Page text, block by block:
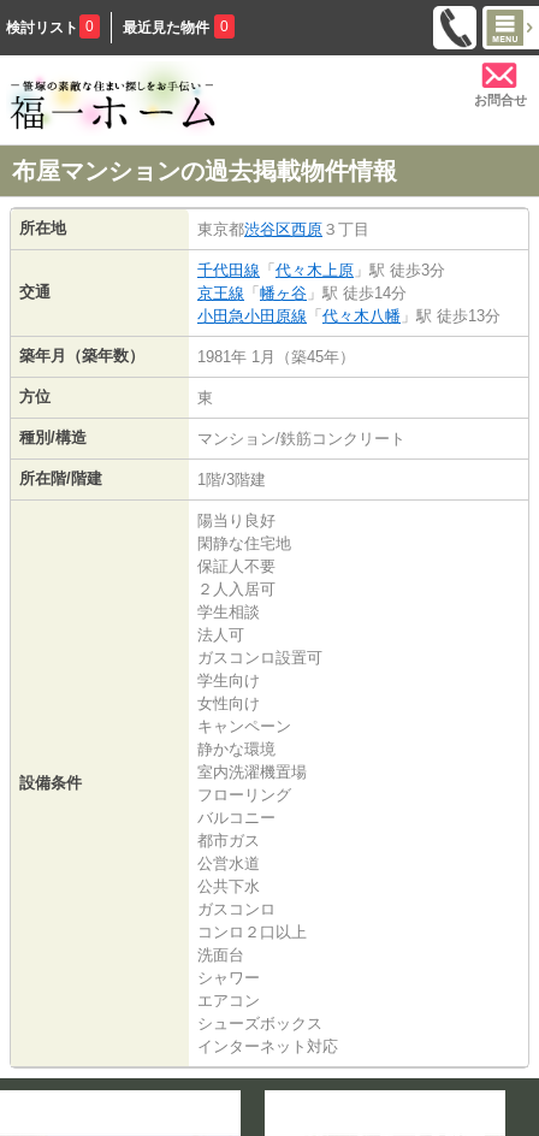
検討リスト 0 最近見た物件 0
お問合せ
布屋マンションの過去掲載物件情報
所在地 東京都渋谷区西原 ３丁目
交通
千代田線 「代々木上原 」駅 徒歩3分
京王線 「幡ヶ谷 」駅 徒歩14分
小田急小田原線 「代々木八幡 」駅 徒歩13分
築年月（築年数） 1981年 1月（築45年）
方位 東
種別/構造 マンション/鉄筋コンクリート
所在階/階建 1階/3階建
設備条件
陽当り良好
閑静な住宅地
保証人不要
２人入居可
学生相談
法人可
ガスコンロ設置可
学生向け
女性向け
キャンペーン
静かな環境
室内洗濯機置場
フローリング
バルコニー
都市ガス
公営水道
公共下水
ガスコンロ
コンロ２口以上
洗面台
シャワー
エアコン
シューズボックス
インターネット対応